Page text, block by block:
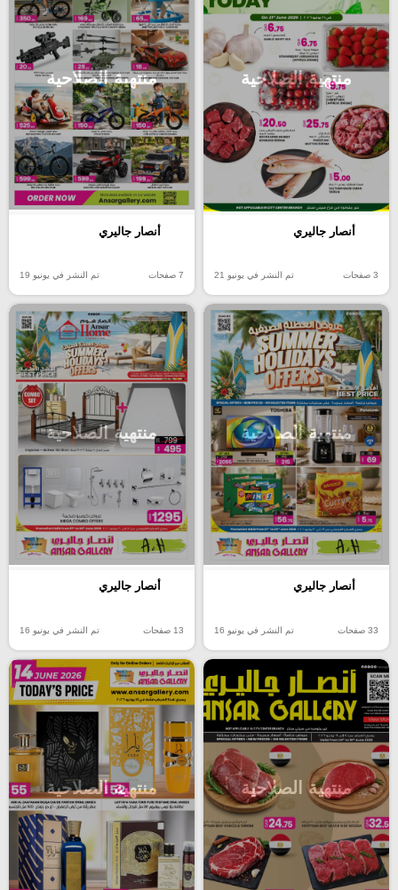
منتهية الصلاحية
أنصار جاليري
3 صفحات تم النشر في يونيو 21
منتهية الصلاحية
أنصار جاليري
7 صفحات تم النشر في يونيو 19
منتهية الصلاحية
أنصار جاليري
33 صفحات تم النشر في يونيو 16
منتهية الصلاحية
أنصار جاليري
13 صفحات تم النشر في يونيو 16
منتهية الصلاحية منتهية الصلاحية